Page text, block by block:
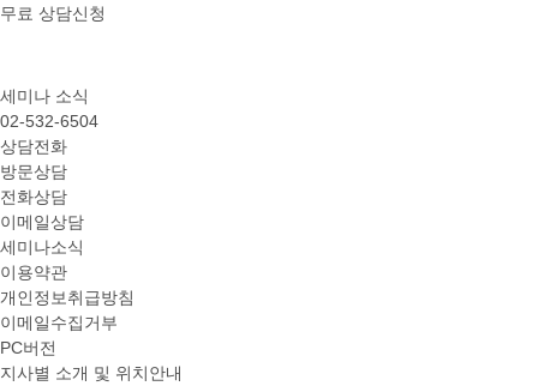
무료 상담신청
세미나 소식
02-532-6504
상담전화
방문상담
전화상담
이메일상담
세미나소식
이용약관
개인정보취급방침
이메일수집거부
PC버전
지사별 소개 및 위치안내